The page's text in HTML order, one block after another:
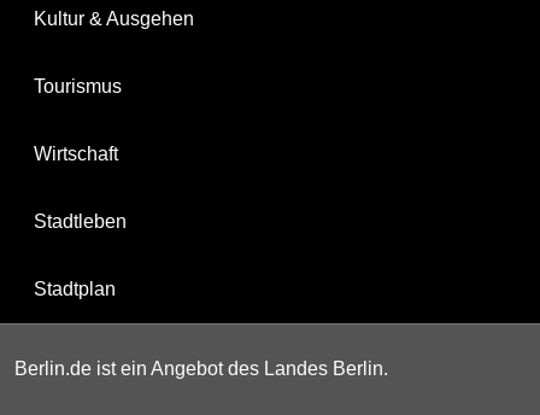
Kultur & Ausgehen
Tourismus
Wirtschaft
Stadtleben
Stadtplan
Berlin.de ist ein Angebot des Landes Berlin.